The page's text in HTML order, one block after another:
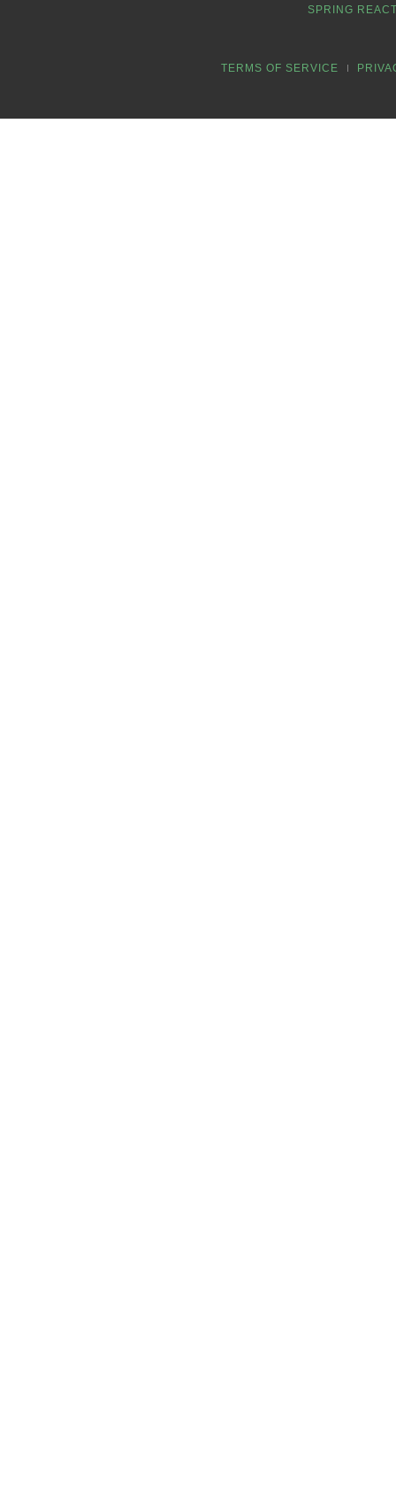
SPRING
TERMS OF SERVICE